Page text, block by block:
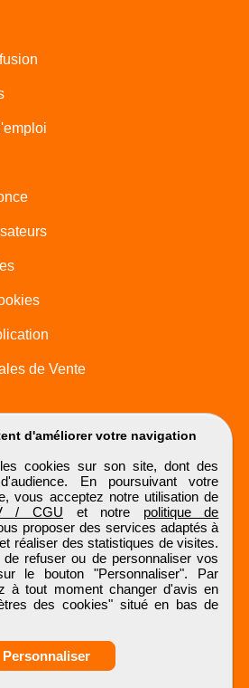
d'améliorer votre navigation
cookies sur son site, dont des
En poursuivant votre
vous acceptez notre utilisation de
/ CGU et notre politique de
proposer des services adaptés à
réaliser des statistiques de visites.
refuser ou de personnaliser vos
le bouton "Personnaliser". Par
à tout moment changer d'avis en
des cookies" situé en bas de
Personnaliser
de Vente